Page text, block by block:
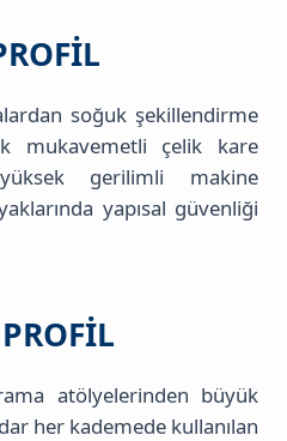
soğuk şekillendirme
mukavemetli çelik kare
gerilimli makine
yapısal güvenliği
atölyelerinden büyük
her kademede kullanılan